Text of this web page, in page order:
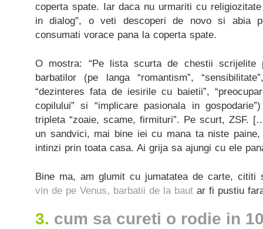
coperta spate. Iar daca nu urmariti cu
in dialog”, o veti descoperi de novo si abia
consumati vorace pana la coperta spate.
O mostra: “Pe lista scurta de chestii scrijelite
barbatilor (pe langa “romantism”,
“dezinteres fata de iesirile cu baietii”,
copilului” si “implicare pasionala in
tripleta “zoaie, scame, firmituri”. Pe scurt, ZSF.
un sandvici, mai bine iei cu mana ta niste
intinzi prin toata casa. Ai grija sa ajungi cu ele
Bine ma, am glumit cu jumatatea de carte,
vin de pe Venus, barbatii de la baut ar fi pustiu
3. cum sa cureti o rodie in